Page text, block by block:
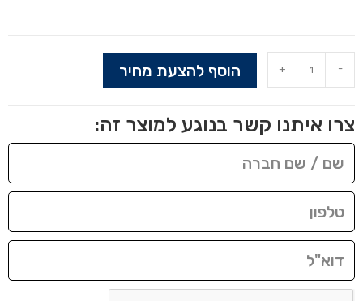
-
+ הוסף להצעת מחיר
צרו איתנו קשר בנוגע למוצר זה: